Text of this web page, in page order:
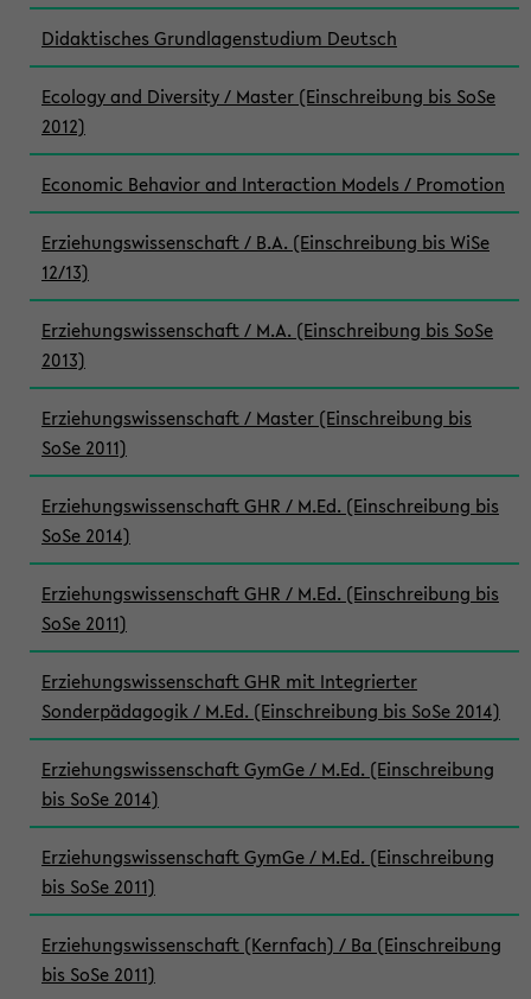
Didaktisches Grundlagenstudium Deutsch
Ecology and Diversity / Master (Einschreibung bis SoSe
2012)
Economic Behavior and Interaction Models / Promotion
Erziehungswissenschaft / B.A. (Einschreibung bis WiSe
12/13)
Erziehungswissenschaft / M.A. (Einschreibung bis SoSe
2013)
Erziehungswissenschaft / Master (Einschreibung bis
SoSe 2011)
Erziehungswissenschaft GHR / M.Ed. (Einschreibung bis
SoSe 2014)
Erziehungswissenschaft GHR / M.Ed. (Einschreibung bis
SoSe 2011)
Erziehungswissenschaft GHR mit Integrierter
Sonderpädagogik / M.Ed. (Einschreibung bis SoSe 2014)
Erziehungswissenschaft GymGe / M.Ed. (Einschreibung
bis SoSe 2014)
Erziehungswissenschaft GymGe / M.Ed. (Einschreibung
bis SoSe 2011)
Erziehungswissenschaft (Kernfach) / Ba (Einschreibung
bis SoSe 2011)